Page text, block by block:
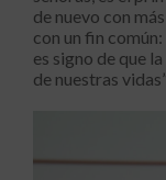
de nuevo con
con un fin
es signo de que
de nuestras